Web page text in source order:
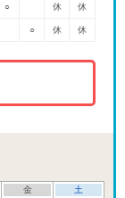
○ 休 休
○ 休 休
金
土